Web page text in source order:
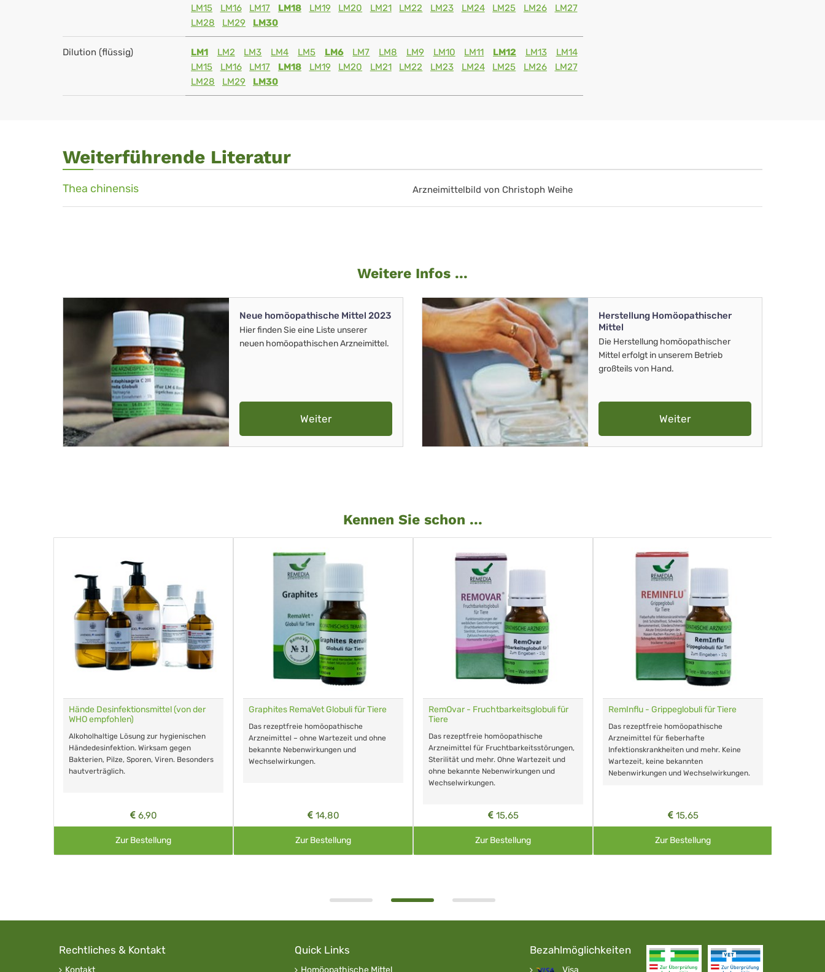
LM15
LM16 LM17 LM18 LM19 LM20 LM21 LM22 LM23 LM24 LM25 LM26
LM27
LM28
LM29 LM30
Dilution (flüssig) LM1 LM2 LM3 LM4 LM5 LM6 LM7 LM8 LM9 LM10 LM11 LM12 LM13
LM14
LM15
LM16 LM17 LM18 LM19 LM20 LM21 LM22 LM23 LM24 LM25 LM26
LM27
LM28
LM29 LM30
Weiterführende Literatur
Thea chinensis Arzneimittelbild von Christoph Weihe
Weitere Infos ...
Neue homöopathische Mittel 2023
Hier finden Sie eine Liste unserer
neuen homöopathischen Arzneimittel.
Weiter
Herstellung Homöopathischer
Mittel
Die Herstellung homöopathischer
Mittel erfolgt in unserem Betrieb
großteils von Hand.
Weiter
Kennen Sie schon ...
Hände Desinfektionsmittel (von der
WHO empfohlen)
Alkoholhaltige Lösung zur hygienischen
Händedesinfektion. Wirksam gegen
Bakterien, Pilze, Sporen, Viren. Besonders
hautverträglich.
6,90
Zur Bestellung
Graphites RemaVet Globuli für Tiere
Das rezeptfreie homöopathische
Arzneimittel – ohne Wartezeit und ohne
bekannte Nebenwirkungen und
Wechselwirkungen.
14,80
Zur Bestellung
RemOvar - Fruchtbarkeitsglobuli für
Tiere
Das rezeptfreie homöopathische
Arzneimittel für Fruchtbarkeitsstörungen,
Sterilität und mehr. Ohne Wartezeit und
ohne bekannte Nebenwirkungen und
Wechselwirkungen.
15,65
Zur Bestellung
RemInflu - Grippeglobuli für Tiere
Das rezeptfreie homöopathische
Arzneimittel für fieberhafte
Infektionskrankheiten und mehr. Keine
Wartezeit, keine bekannten
Nebenwirkungen und Wechselwirkungen.
15,65
Zur Bestellung
Rechtliches & Kontakt
Kontakt
Quick Links
Homöopathische Mittel
Bezahlmöglichkeiten
Visa